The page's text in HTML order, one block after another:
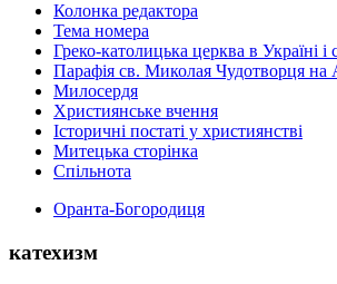
Колонка редактора
Тема номера
Греко-католицька церква в Україні і
Парафія св. Миколая Чудотворця на
Милосердя
Християнське вчення
Історичні постаті у християнстві
Митецька сторінка
Спільнота
Оранта-Богородиця
катехизм